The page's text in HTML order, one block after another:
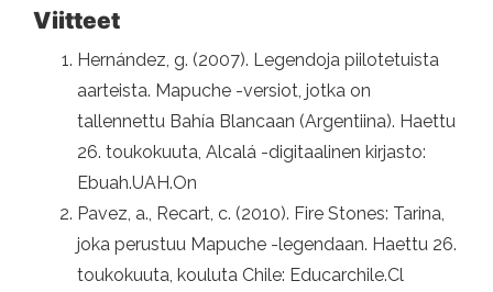
Viitteet
Hernández, g. (2007). Legendoja piilotetuista
aarteista. Mapuche -versiot, jotka on
tallennettu Bahía Blancaan (Argentiina). Haettu
26. toukokuuta, Alcalá -digitaalinen kirjasto:
Ebuah.UAH.On
Pavez, a., Recart, c. (2010). Fire Stones: Tarina,
joka perustuu Mapuche -legendaan. Haettu 26.
toukokuuta, kouluta Chile: Educarchile.Cl